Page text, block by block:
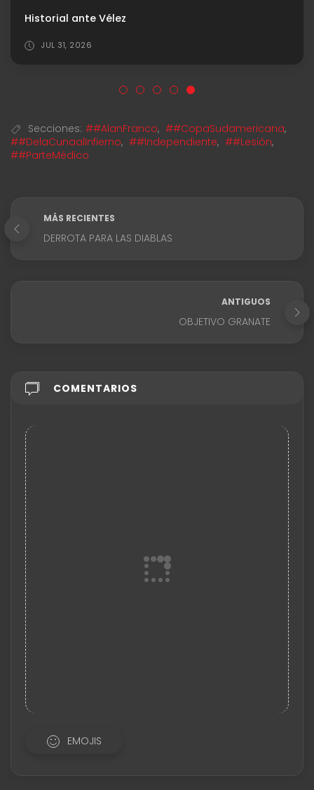
Historial ante Vélez
JUL 31, 2026
Secciones: ##AlanFranco, ##CopaSudamericana,
##DelaCunaalInfierno, ##Independiente, ##Lesión,
##ParteMédico
MÁS RECIENTES
DERROTA PARA LAS DIABLAS
ANTIGUOS
OBJETIVO GRANATE
COMENTARIOS
EMOJIS